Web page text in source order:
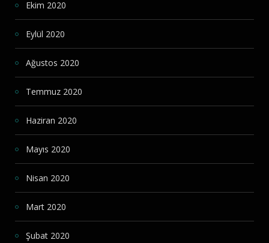
Ekim 2020
Eylül 2020
Ağustos 2020
Temmuz 2020
Haziran 2020
Mayıs 2020
Nisan 2020
Mart 2020
Şubat 2020